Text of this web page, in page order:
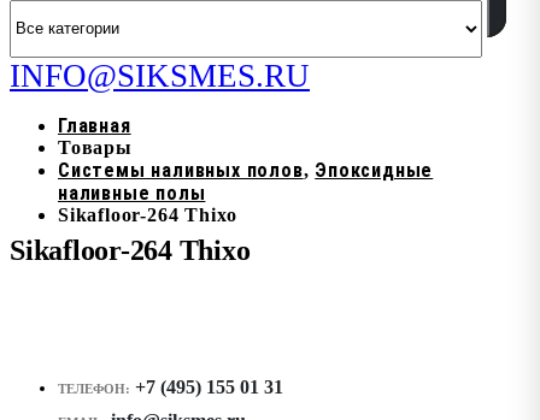
INFO@SIKSMES.RU
Главная
Товары
Системы наливных полов, Эпоксидные
наливные полы
Sikafloor-264 Thixo
Sikafloor-264 Thixo
ТЕЛЕФОН: +7 (495) 155 01 31